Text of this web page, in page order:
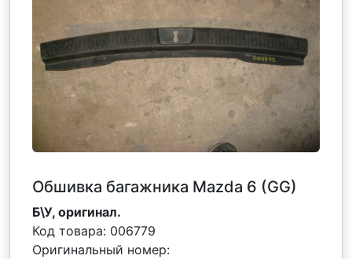
Обшивка багажника Mazda 6 (GG)
Б\У, оригинал.
Код товара: 006779
Оригинальный номер: